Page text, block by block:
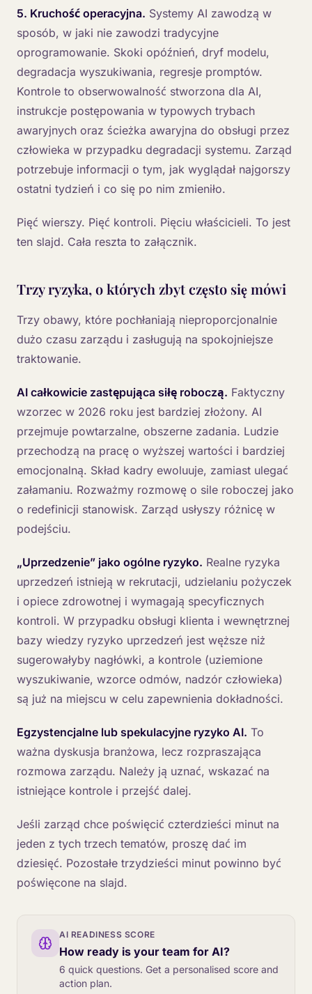
5. Kruchość operacyjna. Systemy AI zawodzą w
sposób, w jaki nie zawodzi tradycyjne
oprogramowanie. Skoki opóźnień, dryf modelu,
degradacja wyszukiwania, regresje promptów.
Kontrole to obserwowalność stworzona dla AI,
instrukcje postępowania w typowych trybach
awaryjnych oraz ścieżka awaryjna do obsługi przez
człowieka w przypadku degradacji systemu. Zarząd
potrzebuje informacji o tym, jak wyglądał najgorszy
ostatni tydzień i co się po nim zmieniło.
Pięć wierszy. Pięć kontroli. Pięciu właścicieli. To jest
ten slajd. Cała reszta to załącznik.
Trzy ryzyka, o których zbyt często się mówi
Trzy obawy, które pochłaniają nieproporcjonalnie
dużo czasu zarządu i zasługują na spokojniejsze
traktowanie.
AI całkowicie zastępująca siłę roboczą. Faktyczny
wzorzec w 2026 roku jest bardziej złożony. AI
przejmuje powtarzalne, obszerne zadania. Ludzie
przechodzą na pracę o wyższej wartości i bardziej
emocjonalną. Skład kadry ewoluuje, zamiast ulegać
załamaniu. Rozważmy rozmowę o sile roboczej jako
o redefinicji stanowisk. Zarząd usłyszy różnicę w
podejściu.
„Uprzedzenie” jako ogólne ryzyko. Realne ryzyka
uprzedzeń istnieją w rekrutacji, udzielaniu pożyczek
i opiece zdrowotnej i wymagają specyficznych
kontroli. W przypadku obsługi klienta i wewnętrznej
bazy wiedzy ryzyko uprzedzeń jest węższe niż
sugerowałyby nagłówki, a kontrole (uziemione
wyszukiwanie, wzorce odmów, nadzór człowieka)
są już na miejscu w celu zapewnienia dokładności.
Egzystencjalne lub spekulacyjne ryzyko AI. To
ważna dyskusja branżowa, lecz rozpraszająca
rozmowa zarządu. Należy ją uznać, wskazać na
istniejące kontrole i przejść dalej.
Jeśli zarząd chce poświęcić czterdzieści minut na
jeden z tych trzech tematów, proszę dać im
dziesięć. Pozostałe trzydzieści minut powinno być
poświęcone na slajd.
AI READINESS SCORE
How ready is your team for AI?
6 quick questions. Get a personalised score and
action plan.